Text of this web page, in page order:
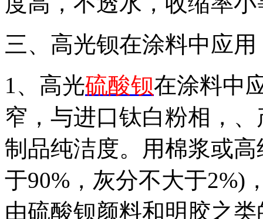
三、高光钡在涂料中应用
1、高光硫酸钡在涂料中
窄，与进口钛白粉相，
制品纯洁度。用棉浆或
于90%，灰分不大于2%)
由硫酸钡颜料和明胶之